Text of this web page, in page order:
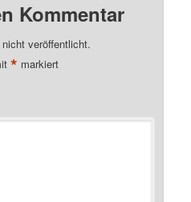
Kommentar
veröffentlicht.
* markiert